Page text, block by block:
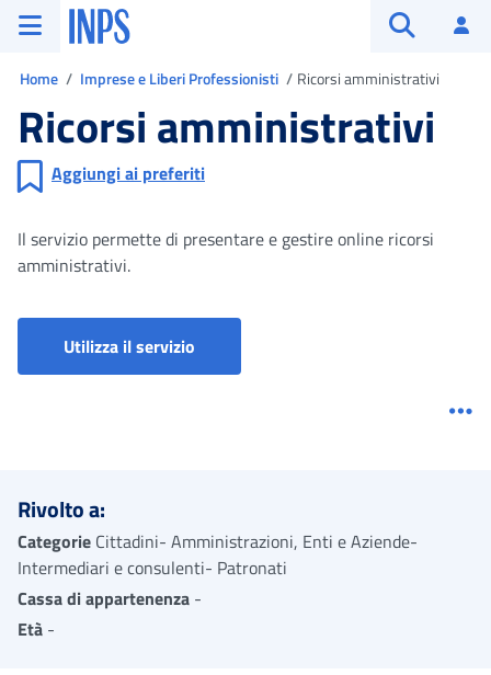
Vai al menu principale
Vai al contenuto principale
Vai al pie' di pagina
INPS ()
Home Imprese e Liberi Professionisti Ricorsi amministrativi
Ricorsi amministrativi
Aggiungi ai preferiti
Il servizio permette di presentare e gestire online ricorsi
amministrativi.
Utilizza il servizio
Rivolto a:
Categorie Cittadini- Amministrazioni, Enti e Aziende-
Intermediari e consulenti- Patronati
Cassa di appartenenza -
Età -